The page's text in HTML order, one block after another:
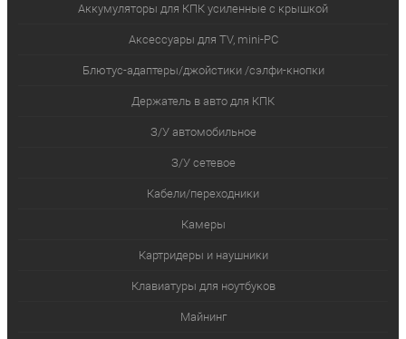
Аккумуляторы для КПК усиленные с крышкой
Аксессуары для TV, mini-PC
Блютус-адаптеры/джойстики /сэлфи-кнопки
Держатель в авто для КПК
З/У автомобильное
З/У сетевое
Кабели/переходники
Камеры
Картридеры и наушники
Клавиатуры для ноутбуков
Майнинг